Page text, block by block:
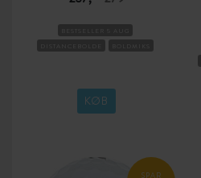
KØB
SPAR